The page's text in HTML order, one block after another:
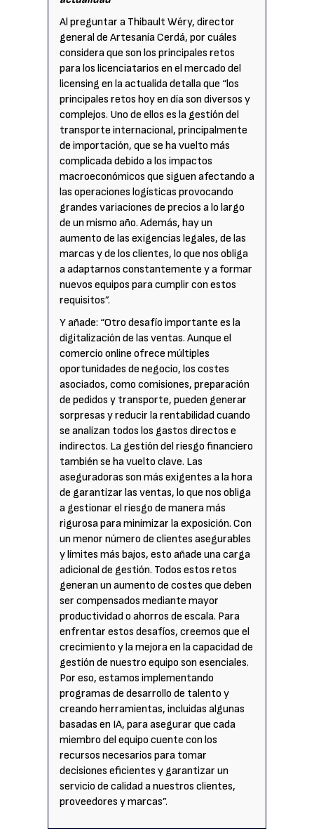
Al preguntar a Thibault Wéry, director
general de Artesanía Cerdá, por cuáles
considera que son los principales retos
para los licenciatarios en el mercado del
licensing en la actualida detalla que “los
principales retos hoy en día son diversos y
complejos. Uno de ellos es la gestión del
transporte internacional, principalmente
de importación, que se ha vuelto más
complicada debido a los impactos
macroeconómicos que siguen afectando a
las operaciones logísticas provocando
grandes variaciones de precios a lo largo
de un mismo año. Además, hay un
aumento de las exigencias legales, de las
marcas y de los clientes, lo que nos obliga
a adaptarnos constantemente y a formar
nuevos equipos para cumplir con estos
requisitos”.
Y añade: “Otro desafío importante es la
digitalización de las ventas. Aunque el
comercio online ofrece múltiples
oportunidades de negocio, los costes
asociados, como comisiones, preparación
de pedidos y transporte, pueden generar
sorpresas y reducir la rentabilidad cuando
se analizan todos los gastos directos e
indirectos. La gestión del riesgo financiero
también se ha vuelto clave. Las
aseguradoras son más exigentes a la hora
de garantizar las ventas, lo que nos obliga
a gestionar el riesgo de manera más
rigurosa para minimizar la exposición. Con
un menor número de clientes asegurables
y límites más bajos, esto añade una carga
adicional de gestión. Todos estos retos
generan un aumento de costes que deben
ser compensados mediante mayor
productividad o ahorros de escala. Para
enfrentar estos desafíos, creemos que el
crecimiento y la mejora en la capacidad de
gestión de nuestro equipo son esenciales.
Por eso, estamos implementando
programas de desarrollo de talento y
creando herramientas, incluidas algunas
basadas en IA, para asegurar que cada
miembro del equipo cuente con los
recursos necesarios para tomar
decisiones eficientes y garantizar un
servicio de calidad a nuestros clientes,
proveedores y marcas”.